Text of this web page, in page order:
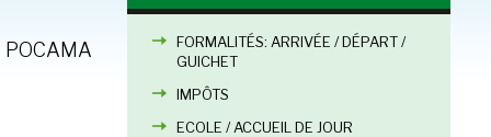
FORMALITÉS: ARRIVÉE / DÉPART /
GUICHET
IMPÔTS
ECOLE / ACCUEIL DE JOUR